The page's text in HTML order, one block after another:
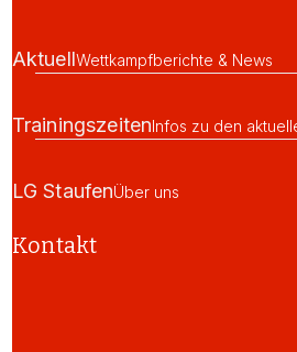
AktuellWettkampfberichte & News
TrainingszeitenInfos zu den
LG StaufenÜber uns
Kontakt